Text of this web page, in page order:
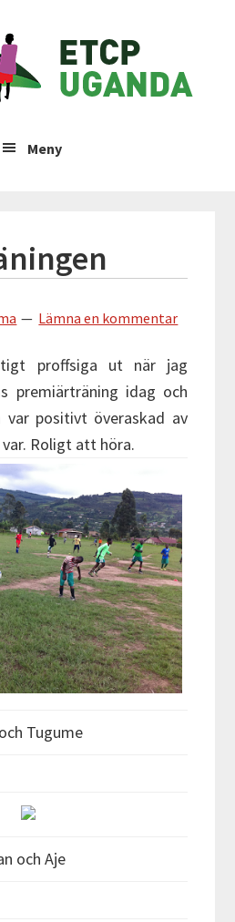
Meny
Lämna en kommentar
proffsiga ut när jag
premiärträning idag och
var positivt överaskad av
Roligt att höra.
Tugume
och Aje